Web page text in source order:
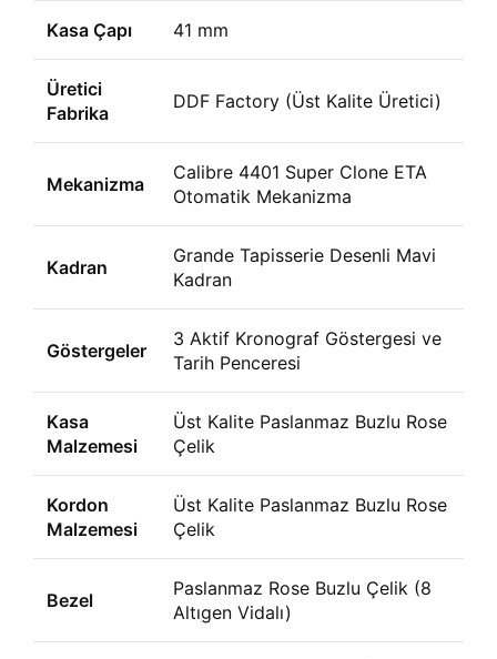
Kasa Çapı 41 mm
Üretici
Fabrika
DDF Factory (Üst Kalite Üretici)
Mekanizma
Calibre 4401 Super Clone ETA
Otomatik Mekanizma
Kadran
Grande Tapisserie Desenli Mavi
Kadran
Göstergeler
3 Aktif Kronograf Göstergesi ve
Tarih Penceresi
Kasa
Malzemesi
Üst Kalite Paslanmaz Buzlu Rose
Çelik
Kordon
Malzemesi
Üst Kalite Paslanmaz Buzlu Rose
Çelik
Bezel
Paslanmaz Rose Buzlu Çelik (8
Altıgen Vidalı)